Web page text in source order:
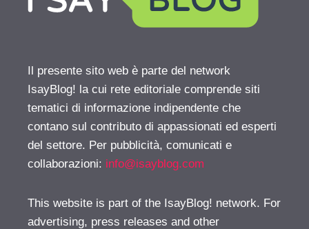
Il presente sito web è parte del network
IsayBlog! la cui rete editoriale comprende siti
tematici di informazione indipendente che
contano sul contributo di appassionati ed esperti
del settore. Per pubblicità, comunicati e
collaborazioni: info@isayblog.com
This website is part of the IsayBlog! network. For
advertising, press releases and other